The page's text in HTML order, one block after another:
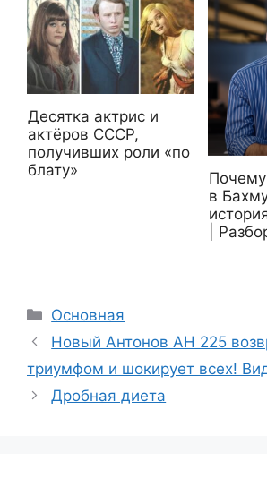
Десятка актрис и
актёров СССР,
получивших роли «по
блату»
в
|
Рубрики
Основная
Новый Антонов АН 225
триумфом и шокирует всех!
Дробная диета